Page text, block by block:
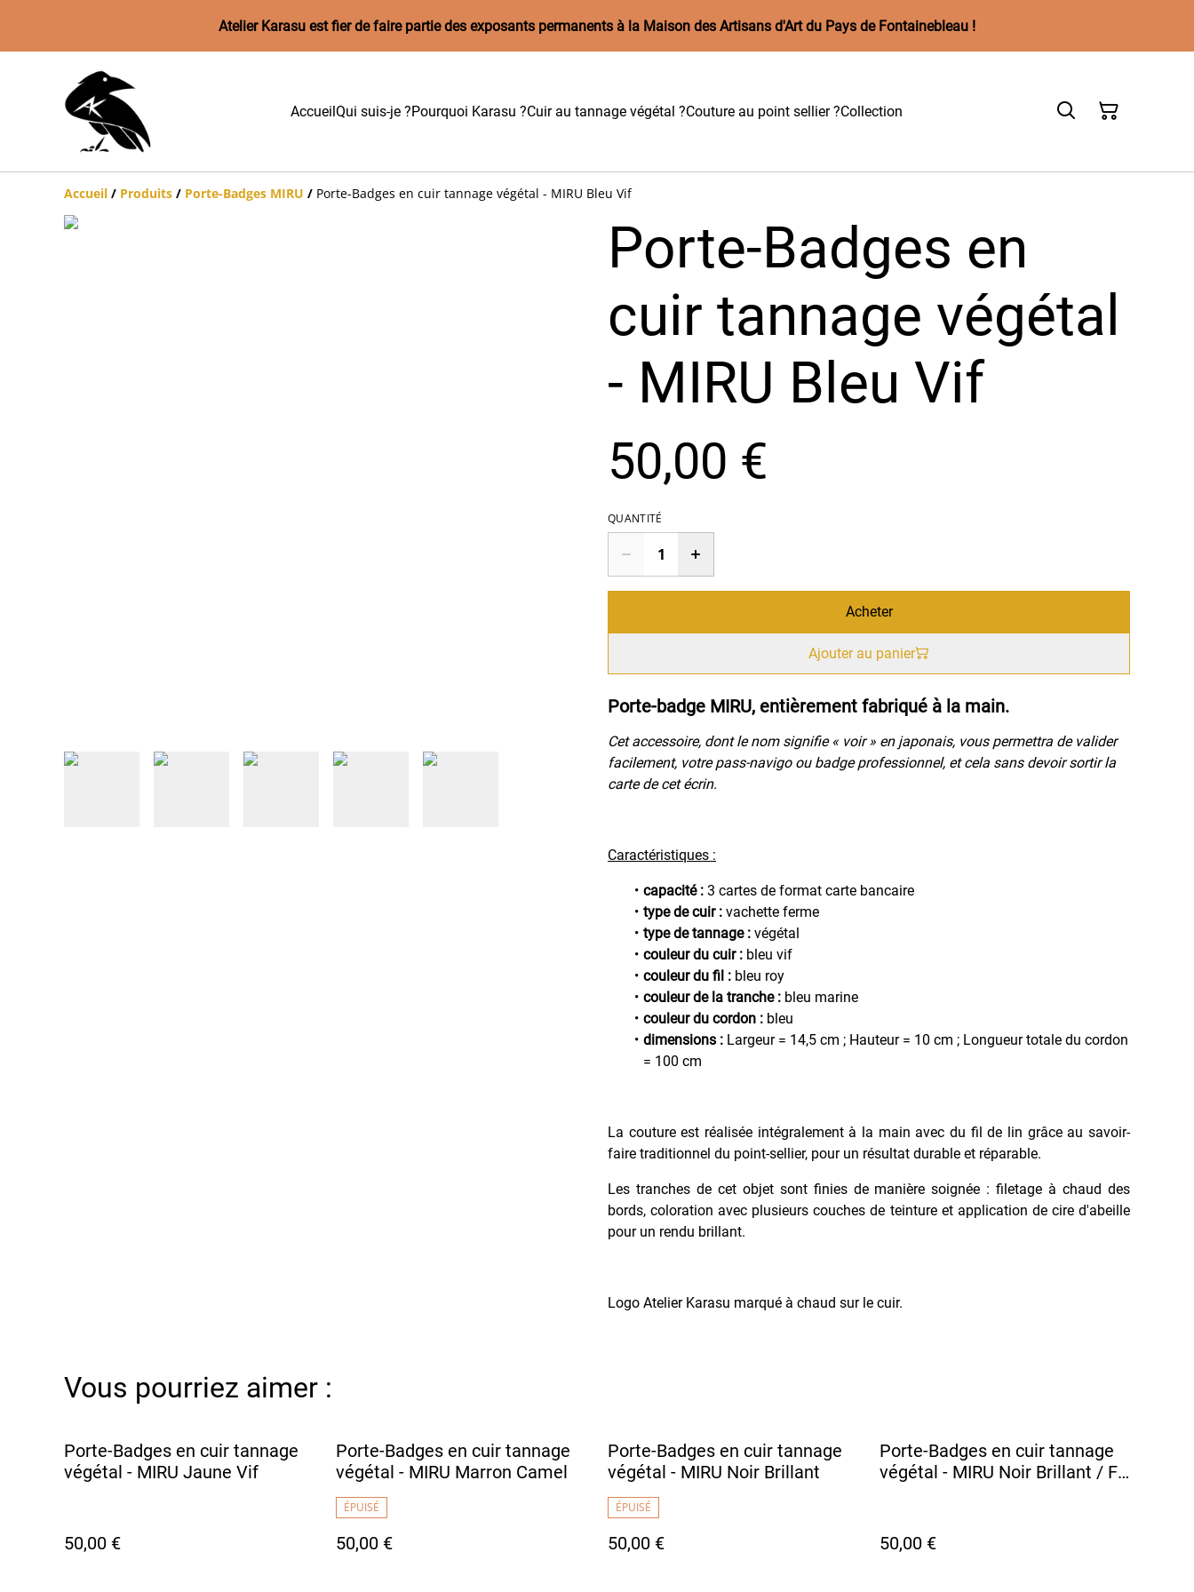
Atelier Karasu est fier de faire partie des exposants permanents à la Maison des Artisans d'Art du Pays de Fontainebleau !
AccueilQui suis-je ?Pourquoi Karasu ?Cuir au tannage végétal ?Couture au point sellier ?Collection
Accueil / Produits / Porte-Badges MIRU / Porte-Badges en cuir tannage végétal - MIRU Bleu Vif
Porte-Badges en
cuir tannage végétal
- MIRU Bleu Vif
50,00 €
QUANTITÉ
Acheter
Ajouter au panier
Porte-badge MIRU, entièrement fabriqué à la main.
Cet accessoire, dont le nom signifie « voir » en japonais, vous permettra de valider
facilement, votre pass-navigo ou badge professionnel, et cela sans devoir sortir la
carte de cet écrin.
Caractéristiques :
capacité : 3 cartes de format carte bancaire
type de cuir : vachette ferme
type de tannage : végétal
couleur du cuir : bleu vif
couleur du fil : bleu roy
couleur de la tranche : bleu marine
couleur du cordon : bleu
dimensions : Largeur = 14,5 cm ; Hauteur = 10 cm ; Longueur totale du cordon
= 100 cm
La couture est réalisée intégralement à la main avec du fil de lin grâce au savoir-
faire traditionnel du point-sellier, pour un résultat durable et réparable.
Les tranches de cet objet sont finies de manière soignée : filetage à chaud des
bords, coloration avec plusieurs couches de teinture et application de cire d'abeille
pour un rendu brillant.
Logo Atelier Karasu marqué à chaud sur le cuir.
Vous pourriez aimer :
Porte-Badges en cuir tannage
végétal - MIRU Jaune Vif
50,00 €
Porte-Badges en cuir tannage
végétal - MIRU Marron Camel
ÉPUISÉ
50,00 €
Porte-Badges en cuir tannage
végétal - MIRU Noir Brillant
ÉPUISÉ
50,00 €
Porte-Badges en cuir tannage
végétal - MIRU Noir Brillant / Fil
50,00 €